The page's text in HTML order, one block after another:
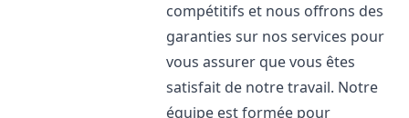
compétitifs et nous offrons des
garanties sur nos services pour
vous assurer que vous êtes
satisfait de notre travail. Notre
équipe est formée pour